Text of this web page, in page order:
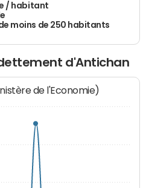
/ habitant
moins de 250 habitants
d'Antichan
de l'Economie)